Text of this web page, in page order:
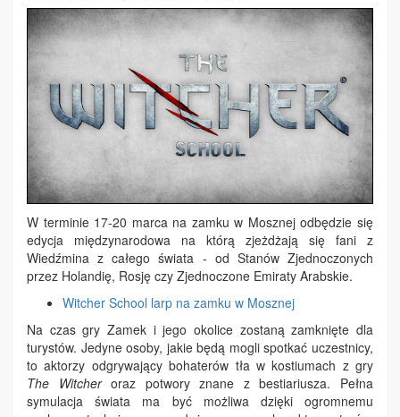
W terminie 17-20 marca na zamku w Mosznej odbędzie się
edycja międzynarodowa na którą zjeżdżają się fani z
Wiedźmina z całego świata - od Stanów Zjednoczonych
przez Holandię, Rosję czy Zjednoczone Emiraty Arabskie.
Witcher School larp na zamku w Mosznej
Na czas gry Zamek i jego okolice zostaną zamknięte dla
turystów. Jedyne osoby, jakie będą mogli spotkać uczestnicy,
to aktorzy odgrywający bohaterów tła w kostiumach z gry
The Witcheroraz potwory znane z bestiariusza. Pełna
symulacja świata ma być możliwa dzięki ogromnemu